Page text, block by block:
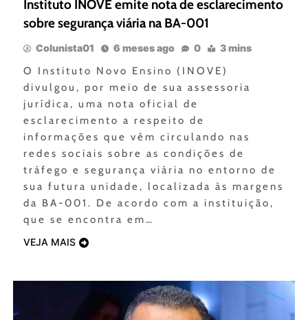
Instituto INOVE emite nota de esclarecimento
sobre segurança viária na BA-001
Colunista01 6 meses ago 0 3 mins
O Instituto Novo Ensino (INOVE)
divulgou, por meio de sua assessoria
jurídica, uma nota oficial de
esclarecimento a respeito de
informações que vêm circulando nas
redes sociais sobre as condições de
tráfego e segurança viária no entorno de
sua futura unidade, localizada às margens
da BA-001. De acordo com a instituição,
que se encontra em…
VEJA MAIS